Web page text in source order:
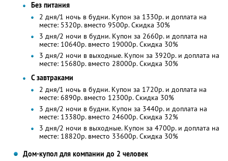
Без питания
2 дня/1 ночь в будни. Купон за 1330р. и доплата на
месте: 5320р. вместо 9500р. Скидка 30%
3 дня/2 ночи в будни. Купон за 2660р. и доплата на
месте: 10640р. вместо 19000р. Скидка 30%
3 дня/2 ночи в выходные. Купон за 3920р. и доплата на
месте: 15680р. вместо 28000р. Скидка 30%
С завтраками
2 дня/1 ночь в будни. Купон за 1720р. и доплата на
месте: 6890р. вместо 12300р. Скидка 30%
3 дня/2 ночи в будни. Купон за 3440р. и доплата на
месте: 13380р. вместо 24600р. Скидка 32%
3 дня/2 ночи в выходные. Купон за 4700р. и доплата на
месте: 18820р. вместо 33600р. Скидка 30%
Дом-купол для компании до 2 человек